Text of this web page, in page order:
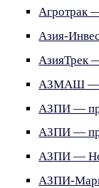
Агротрак
Азия-
АзияТрек
АЗМАШ —
АЗПИ —
АЗПИ —
АЗПИ —
АЗПИ-